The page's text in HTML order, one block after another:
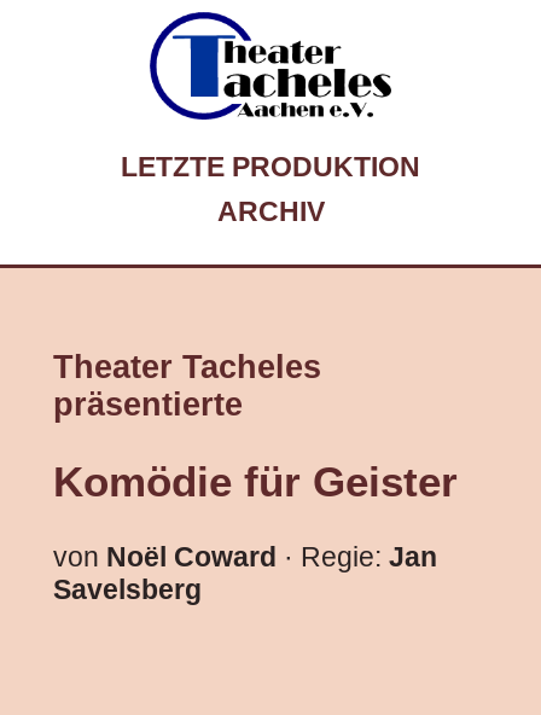
LETZTE PRODUKTION
ARCHIV
Theater Tacheles
präsentierte
Komödie für Geister
von Noël Coward · Regie:Jan
Savelsberg